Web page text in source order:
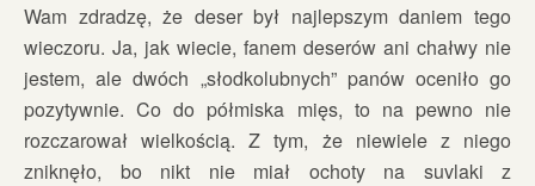
Wam zdradzę, że deser był najlepszym daniem tego
wieczoru. Ja, jak wiecie, fanem deserów ani chałwy nie
jestem, ale dwóch „słodkolubnych” panów oceniło go
pozytywnie. Co do półmiska mięs, to na pewno nie
rozczarował wielkością. Z tym, że niewiele z niego
zniknęło, bo nikt nie miał ochoty na suvlaki z